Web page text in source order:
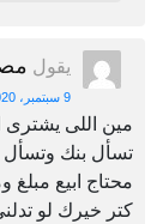
يقول
9 سبتمبر، 2020 الساعة 7:00 م
مين اللى يشترى
تسأل بنك
محتاج ابيع
كتر خيرك لو